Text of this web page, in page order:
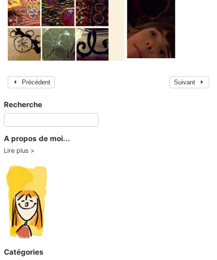
Précédent Suivant
Recherche
A propos de moi...
Lire plus
Catégories